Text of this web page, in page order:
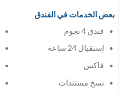
بعض الخدمات في الفندق
فندق 4 نجوم
إستقبال 24 ساعة
فاكس
نسخ مستندات